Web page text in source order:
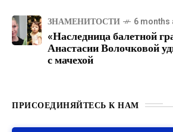
ЗНАМЕНИТОСТИ 6 months
«Наследница балетной
Анастасии Волочковой
с мачехой
ПРИСОЕДИНЯЙТЕСЬ К НАМ